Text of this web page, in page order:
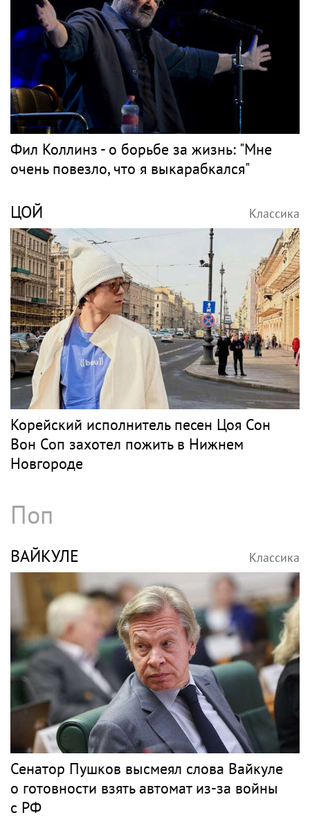
Фил Коллинз - о борьбе за жизнь: "Мне
очень повезло, что я выкарабкался"
ЦОЙ Классика
Корейский исполнитель песен Цоя Сон
Вон Соп захотел пожить в Нижнем
Новгороде
Поп
ВАЙКУЛЕ Классика
Сенатор Пушков высмеял слова Вайкуле
о готовности взять автомат из-за войны
с РФ